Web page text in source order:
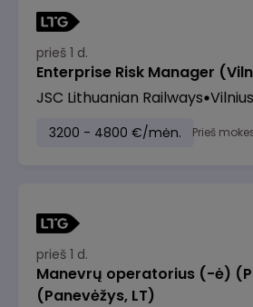
prieš 1 d.
Enterprise Risk Manager
JSC Lithuanian Railways Vilnius
3200 - 4800 €/mėn. Prieš
prieš 1 d.
Manevrų operatorius (-ė)
(Panevėžys, LT)